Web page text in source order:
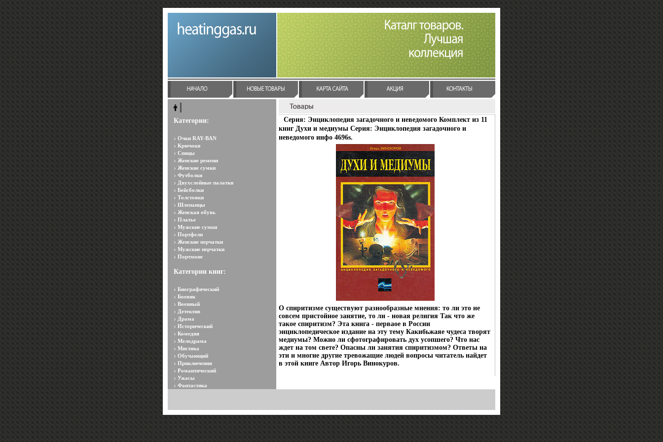
Категории:
Очки RAY-BAN
Крючоки
Спицы
Женские ремени
Женские сумки
Футболки
Двухслойные палатки
Бейсболки
Толстовки
Шлепанцы
Женская обувь
Платье
Мужские сумки
Портфели
Женские перчатки
Мужские перчатки
Портмоне
Категории книг:
Биографический
Боевик
Военный
Детектив
Драма
Исторический
Комедия
Мелодрама
Мистика
Обучающий
Приключения
Романтический
Ужасы
Фантастика
Серия: Энциклопедия загадочного и неведомого Комплект из 11
книг Духи и медиумы Серия: Энциклопедия загадочного и
неведомого инфо 4696s.
О спиритизме существуют разнообразные мнения: то ли это не
совсем пристойное занятие, то ли - новая религия Так что же
такое спиритизм? Эта книга - перваое в России
энциклопедическое издание на эту тему Какибьжаяе чудеса творят
медиумы? Можно ли сфотографировать дух усопшего? Что нас
ждет на том свете? Опасны ли занятия спиритизмом? Ответы на
эти и многие другие тревожащие людей вопросы читатель найдет
в этой книге Автор Игорь Винокуров.